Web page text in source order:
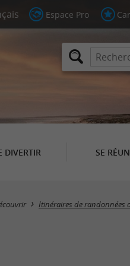
Espace Pro
DIVERTIR SE
Itinéraires de randonnées